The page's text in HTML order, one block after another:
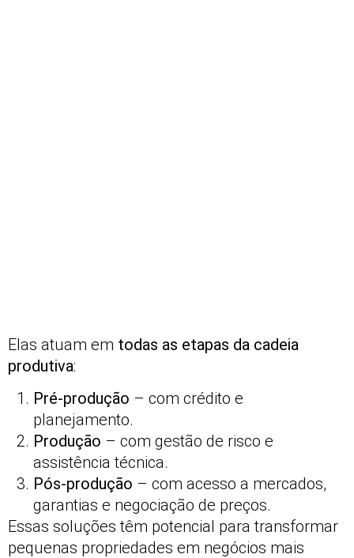
Elas atuam em todas as etapas da cadeia
produtiva:
Pré-produção – com crédito e
planejamento.
Produção – com gestão de risco e
assistência técnica.
Pós-produção – com acesso a mercados,
garantias e negociação de preços.
Essas soluções têm potencial para transformar
pequenas propriedades em negócios mais